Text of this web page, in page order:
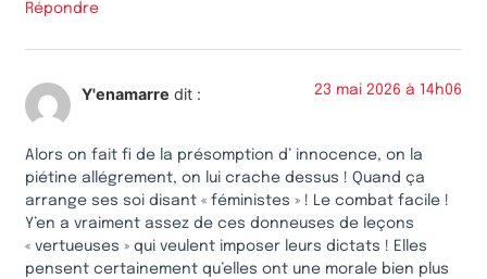
Répondre
Y'enamarre dit : 23 mai 2026 à 14h06
Alors on fait fi de la présomption d’ innocence, on la
piétine allégrement, on lui crache dessus ! Quand ça
arrange ses soi disant « féministes » ! Le combat facile !
Y’en a vraiment assez de ces donneuses de leçons
« vertueuses » qui veulent imposer leurs dictats ! Elles
pensent certainement qu’elles ont une morale bien plus